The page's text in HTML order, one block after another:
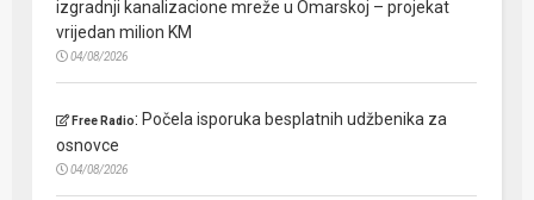
izgradnji kanalizacione mreže u Omarskoj – projekat
vrijedan milion KM
04/08/2026
Free Radio: Počela isporuka besplatnih udžbenika za
osnovce
04/08/2026